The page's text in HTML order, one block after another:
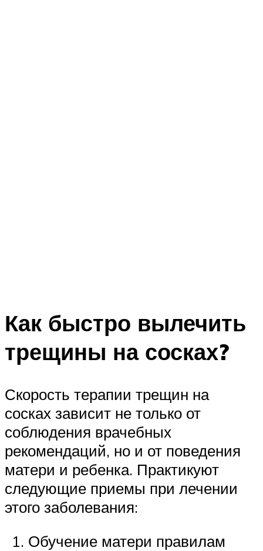
Как быстро вылечить
трещины на сосках?
Скорость терапии трещин на
сосках зависит не только от
соблюдения врачебных
рекомендаций, но и от поведения
матери и ребенка. Практикуют
следующие приемы при лечении
этого заболевания:
Обучение матери правилам